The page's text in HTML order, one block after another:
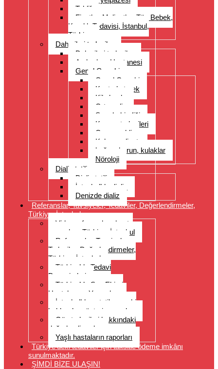
Teklif
Fiyatlar, Maliyetler, Tüp Bebek,
Kısırlık Tedavisi, İstanbul,
Türkiye
Daha ileri tedaviler
Daha ileri tedaviler
Acıbadem Hastanesi
Genel Cerrahi
Genel Cerrahi
Kontrol etmek
Kilo kaybı
Ortopedi
Spor hekimliği
Kanser tedavileri
Organ nakli
Kalp ameliyatı
boğaz, burun, kulaklar
Nöroloji
Dializ tatili
Dializ tatili
İstanbul’da dializ
Denizde dializ
Referanslar, Tavsiyeler, Tedaviler, Değerlendirmeler,
Türkiye, İstanbul
Video referansları, hasta
yorumları, Türkiye, İstanbul
Referanslar, Tavsiyeler,
Tedaviler, Değerlendirmeler,
Türkiye, İstanbul
Türkiye’de Tedavi
Deneyimleri
Türkiye’de Saç Ekimi
Hastalarının Yorumları
İstanbul’da estetik cerrahi
hakkında müşteri yorumları
Göz tedavileri hakkındaki
değerlendirmeler
Yaşlı hastaların raporları
Türkiye’deki tedaviler için taksitle ödeme imkânı
sunulmaktadır.
ŞİMDİ BİZE ULAŞIN!